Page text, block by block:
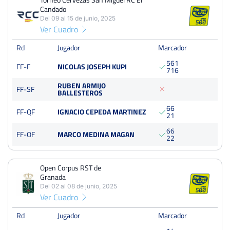
Semifinales
500 Puntos
Tierra
Open Internacional Ciudad de Cartagena
Final
XXIV Trofeo Excmo Ayto de Colmenar Viejo
Del 05 al 11 de agosto, 2024
Octavos
Dura
XL Open Ciudad de Linares
Del 29 al 04 de agosto, 2024
Semifinales
500 Puntos
Candado
Del 09 al 15 de junio, 2025
Ver Cuadro
Rd Jugador
Marcador
FF-F
NICOLAS JOSEPH KUPI 5
7
6
1
1
6
FF-SF
RUBEN ARMIJO
BALLESTEROS
FF-QF
IGNACIO CEPEDA MARTINEZ 6
2
6
1
FF-OF
MARCO MEDINA MAGAN 6
2
6
2
Open Corpus RST de
Granada
Del 02 al 08 de junio, 2025
Ver Cuadro
Rd Jugador
Marcador